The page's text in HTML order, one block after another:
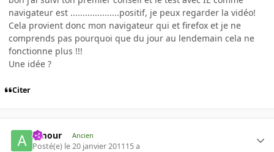
navigateur est ....................positif, je peux regarder la vidéo!
Cela provient donc mon navigateur qui et firefox et je ne
comprends pas pourquoi que du jour au lendemain cela ne
fonctionne plus !!!
Une idée ?
Citer
Amour Ancien
Posté(e) le 20 janvier 201115 a